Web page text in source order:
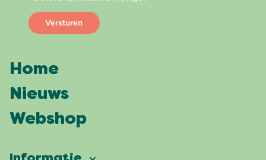
Home
Nieuws
Webshop